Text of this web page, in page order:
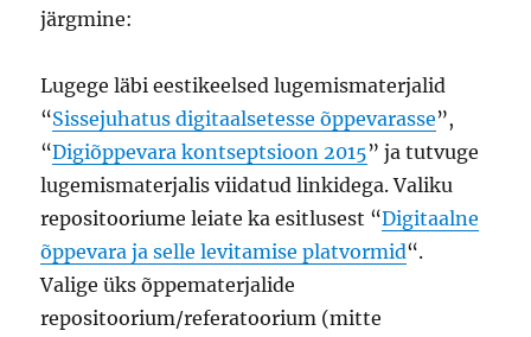
järgmine:
Lugege läbi eestikeelsed lugemismaterjalid
“Sissejuhatus digitaalsetesse õppevarasse”,
“Digiõppevara kontseptsioon 2015” ja tutvuge
lugemismaterjalis viidatud linkidega. Valiku
repositooriume leiate ka esitlusest “Digitaalne
õppevara ja selle levitamise platvormid“.
Valige üks õppematerjalide
repositoorium/referatoorium (mitte